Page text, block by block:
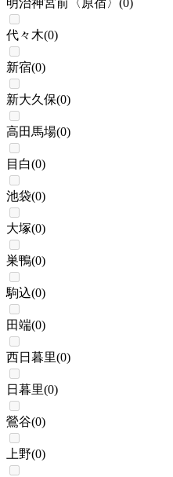
明治神宮前〈原宿〉 (0)
代々木(0)
新宿(0)
新大久保(0)
高田馬場(0)
目白(0)
池袋(0)
大塚(0)
巣鴨(0)
駒込(0)
田端(0)
西日暮里(0)
日暮里(0)
鶯谷(0)
上野(0)